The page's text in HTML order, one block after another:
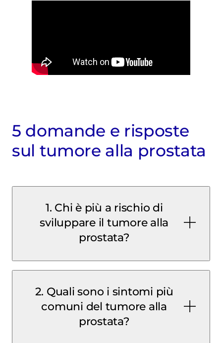
5 domande e risposte
sul tumore alla prostata
1. Chi è più a rischio di
sviluppare il tumore alla
prostata?
2. Quali sono i sintomi più
comuni del tumore alla
prostata?